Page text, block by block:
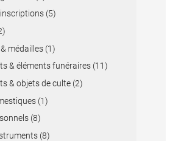
(5)
médailles (1)
& éléments funéraires (11)
& objets de culte (2)
(1)
(8)
(8)